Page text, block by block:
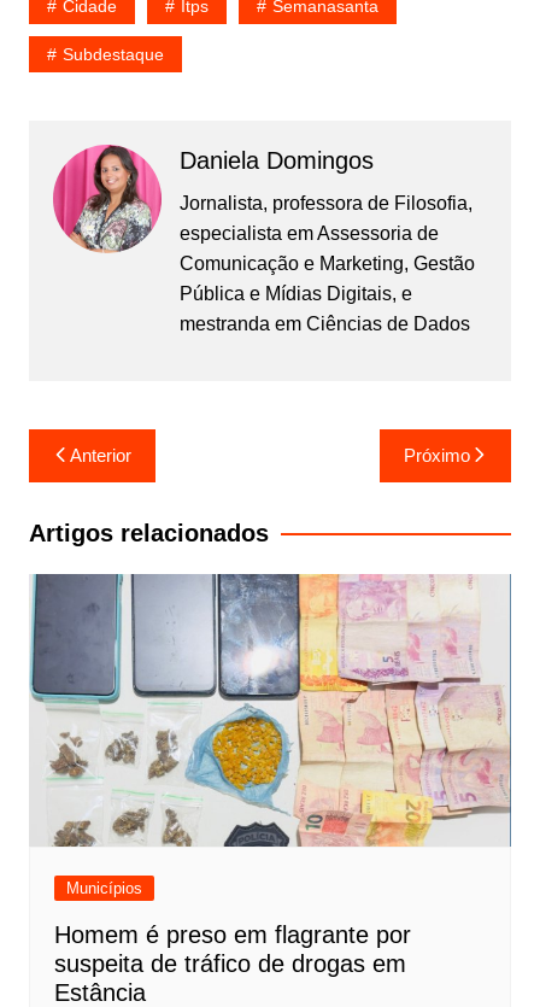
Cidade Itps Semanasanta
Subdestaque
Daniela Domingos
Jornalista, professora de Filosofia,
especialista em Assessoria de
Comunicação e Marketing, Gestão
Pública e Mídias Digitais, e
mestranda em Ciências de Dados
Navegação
de
Post
Anterior Próximo
Artigos relacionados
Municípios
Homem é preso em flagrante por
suspeita de tráfico de drogas em
Estância